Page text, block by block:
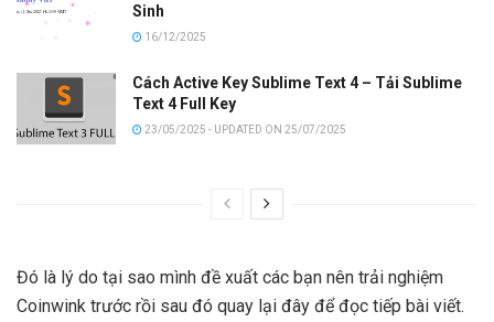
Sinh
16/12/2025
Cách Active Key Sublime Text 4 – Tải Sublime
Text 4 Full Key
23/05/2025 - UPDATED ON 25/07/2025
Đó là lý do tại sao mình đề xuất các bạn nên trải nghiệm
Coinwink trước rồi sau đó quay lại đây để đọc tiếp bài viết.